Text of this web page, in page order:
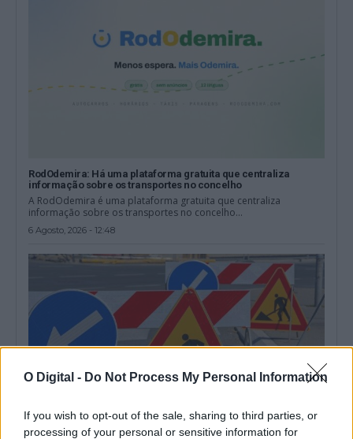
O Digital - Do Not Process My Personal Information
If you wish to opt-out of the sale, sharing to third parties, or
processing of your personal or sensitive information for
RodOdemira: Há uma plataforma gratuita que centraliza
informação sobre os transportes no concelho
A RodOdemira é uma plataforma gratuita que centraliza
informação sobre os transportes no concelho...
6 Agosto, 2026 - 12:48